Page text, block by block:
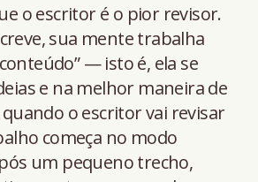
o escritor é o pior revisor.
sua mente trabalha
— isto é, ela se
e na melhor maneira de
o escritor vai revisar
começa no modo
um pequeno trecho,